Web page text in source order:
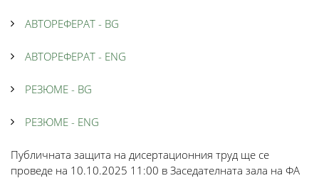
АВТОРЕФЕРАТ - BG
АВТОРЕФЕРАТ - ENG
РЕЗЮМЕ - BG
РЕЗЮМЕ - ENG
Публичната защита на дисертационния труд ще се
проведе на 10.10.2025 11:00 в Заседателната зала на ФА